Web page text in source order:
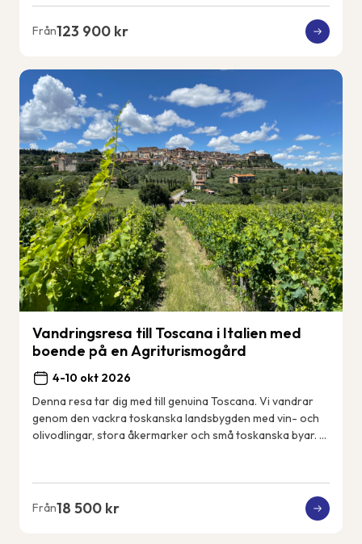
Från123 900 kr
Vandringsresa till Toscana i Italien med
boende på en Agriturismogård
4-10 okt 2026
Denna resa tar dig med till genuina Toscana. Vi vandrar
genom den vackra toskanska landsbygden med vin- och
olivodlingar, stora åkermarker och små toskanska byar. Vi
Från18 500 kr